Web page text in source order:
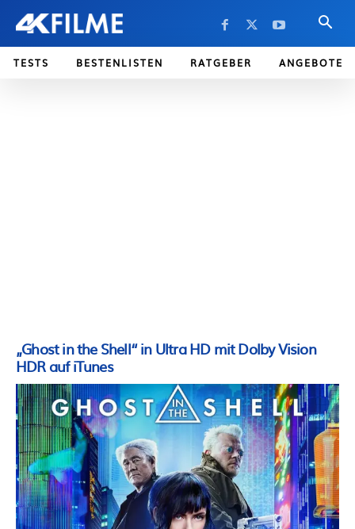
TESTS BESTENLISTEN RATGEBER ANGEBOTE
„Ghost in the Shell“ in Ultra HD mit Dolby Vision
HDR auf iTunes